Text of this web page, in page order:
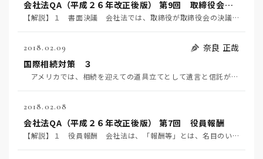
会社法QA（平成２６年改正後版） 第9回 取締役会の決議・報告
【解説】１ 書面決議 会社法では、取締役が取締役会の決議の目的事項について提案をした場合、その提案に…
2018.02.09
奈良 正哉
国際相続対策 ３
アメリカでは、相続を迎えての道具立てとして遺言と信託がセットで語られることが多い。遺言について言え…
2018.02.08
会社法QA（平成２６年改正後版） 第7回 役員報酬
【解説】１ 役員報酬 会社法は、「報酬等」とは、名目のいかんを問わず、職務執行の対価として付与される…